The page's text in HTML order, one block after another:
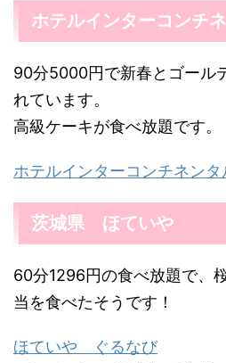
ホテルインターコンチ
90分5000円で新春とゴール
れています。
高級ケーキが食べ放題です。
ホテルインターコンチネンタ
茨城県 ほていや
60分1296円の食べ放題で、
当を食べたそうです！
ほていや ぐるなび